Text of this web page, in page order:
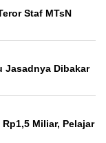
Staf MTsN
Jasadnya Dibakar
Miliar, Pelajar